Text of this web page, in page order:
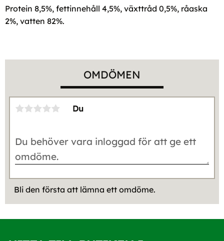
Protein 8,5%, fettinnehåll 4,5%, växttråd 0,5%, råaska
2%, vatten 82%.
OMDÖMEN
Du
Bli den första att lämna ett omdöme.